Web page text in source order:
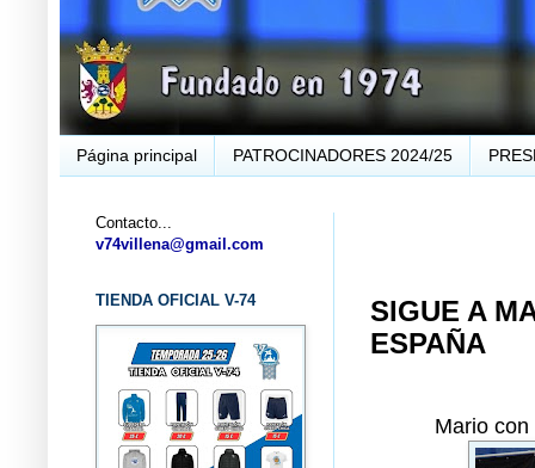
Página principal PATROCINADORES 2024/25
SIGUE A
ESPAÑA
Mario
Contacto...
v74villena@gmail.com
TIENDA OFICIAL V-74